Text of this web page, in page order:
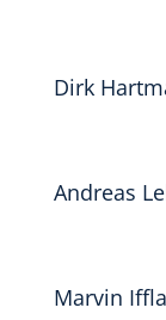
Dirk
Andreas
Marvin